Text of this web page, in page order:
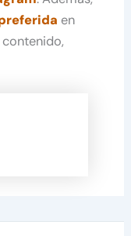
en
contenido,